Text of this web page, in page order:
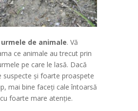
de animale. Vă
ce animale au trecut prin
pe care le lasă. Dacă
suspecte și foarte proaspete
mai bine faceți cale întoarsă
foarte mare atenție.